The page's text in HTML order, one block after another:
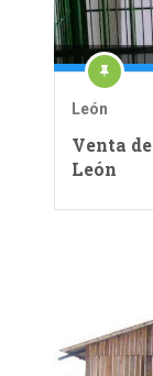
León
Venta
León